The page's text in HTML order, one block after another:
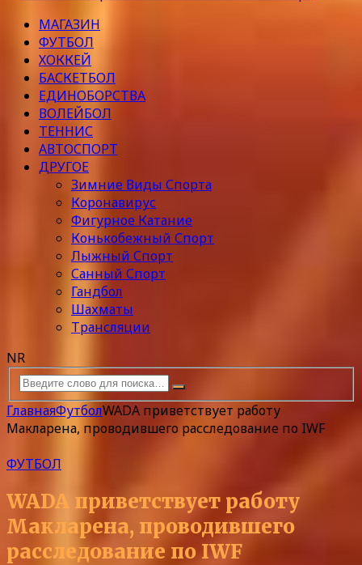
МАГАЗИН
ФУТБОЛ
ХОККЕЙ
БАСКЕТБОЛ
ЕДИНОБОРСТВА
ВОЛЕЙБОЛ
ТЕННИС
АВТОСПОРТ
ДРУГОЕ
Зимние Виды Спорта
Коронавирус
Фигурное Катание
Конькобежный Спорт
Лыжный Спорт
Санный Спорт
Гандбол
Шахматы
Трансляции
NR
ГлавнаяФутболWADA приветствует работу
Макларена, проводившего расследование по IWF
ФУТБОЛ
WADA приветствует работу
Макларена, проводившего
расследование по IWF